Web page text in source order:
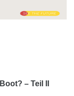
– Teil II